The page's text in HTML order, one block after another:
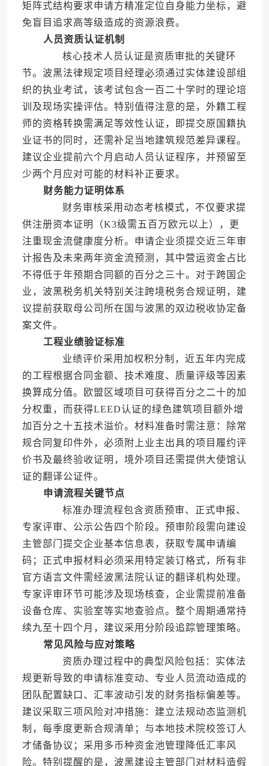
矩阵式结构要求申请方精准定位自身能力坐标，避
免盲目追求高等级造成的资源浪费。
人员资质认证机制
核心技术人员认证是资质审批的关键环
节。波黑法律规定项目经理必须通过实体建设部组
织的执业考试，该考试包含一百二十学时的理论培
训及现场实操评估。特别值得注意的是，外籍工程
师的资格转换需满足等效性认证，即提交原国籍执
业证书的同时，还需补足当地建筑规范差异课程。
建议企业提前六个月启动人员认证程序，并预留至
少两个月应对可能的材料补正要求。
财务能力证明体系
财务审核采用动态考核模式，不仅要求提
供注册资本证明（K3级需五百万欧元以上），更
注重现金流健康度分析。申请企业须提交近三年审
计报告及未来两年资金流预测，其中营运资金占比
不得低于年预期合同额的百分之三十。对于跨国企
业，波黑税务机关特别关注跨境税务合规证明，建
议提前获取母公司所在国与波黑的双边税收协定备
案文件。
工程业绩验证标准
业绩评价采用加权积分制，近五年内完成
的工程根据合同金额、技术难度、质量评级等因素
换算成分值。欧盟区域项目可获得百分之二十的加
分权重，而获得LEED认证的绿色建筑项目额外增
加百分之十五技术溢价。材料准备时需注意：除常
规合同复印件外，必须附上业主出具的项目履约评
价书及最终验收证明，境外项目还需提供大使馆认
证的翻译公证件。
申请流程关键节点
标准办理流程包含资质预审、正式申报、
专家评审、公示公告四个阶段。预审阶段需向建设
主管部门提交企业基本信息表，获取专属申请编
码；正式申报材料必须采用特定装订格式，所有非
官方语言文件需经波黑法院认证的翻译机构处理。
专家评审环节可能涉及现场核查，企业需提前准备
设备仓库、实验室等实地查验点。整个周期通常持
续九至十四个月，建议采用分阶段追踪管理策略。
常见风险与应对策略
资质办理过程中的典型风险包括：实体法
规更新导致的申请标准变动、专业人员流动造成的
团队配置缺口、汇率波动引发的财务指标偏差等。
建议采取三项风险对冲措施：建立法规动态监测机
制，每季度更新合规清单；与本地技术院校签订人
才储备协议；采用多币种资金池管理降低汇率风
险。特别提醒的是，波黑建设主管部门对材料造假